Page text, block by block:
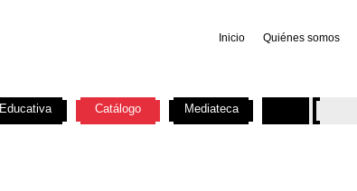
Inicio Quiénes somos
Educativa Catálogo Mediateca